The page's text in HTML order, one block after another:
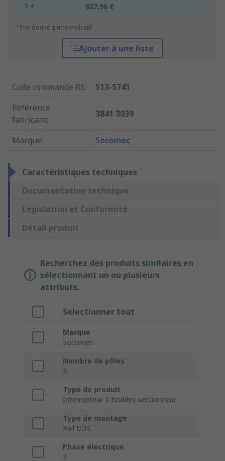
1 + 627,96 €
*Prix donné à titre indicatif
Ajouter à une liste
Code commande RS:
513-5741
Référence
fabricant:
3841 3039
Marque: Socomec
Caractéristiques techniques
Documentation technique
Législation et Conformité
Détail produit
Recherchez des produits similaires en
sélectionnant un ou plusieurs
attributs.
Sélectionner tout
Marque
Socomec
Nombre de pôles
3
Type de produit
Interrupteur à fusibles sectionneur
Type de montage
Rail DIN
Phase électrique
3